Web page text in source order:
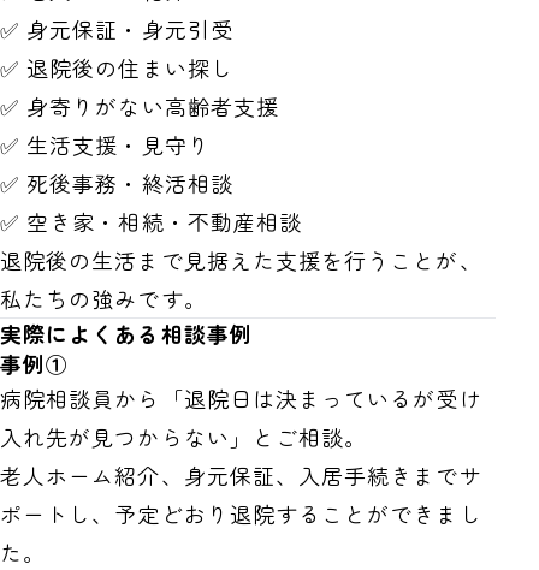
✅ 身元保証・身元引受
✅ 退院後の住まい探し
✅ 身寄りがない高齢者支援
✅ 生活支援・見守り
✅ 死後事務・終活相談
✅ 空き家・相続・不動産相談
退院後の生活まで見据えた支援を行うことが、
私たちの強みです。
実際によくある相談事例
事例①
病院相談員から「退院日は決まっているが受け
入れ先が見つからない」とご相談。
老人ホーム紹介、身元保証、入居手続きまでサ
ポートし、予定どおり退院することができまし
た。